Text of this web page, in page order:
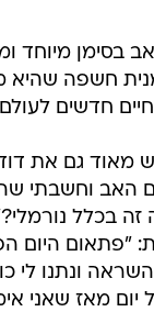
בסימן מיוחד
חשפה שהיא
חדשים
מאוד גם את
האב וחשבתי
זה בכלל
"פתאום היום
ונתנו לי
יום מאז שאני